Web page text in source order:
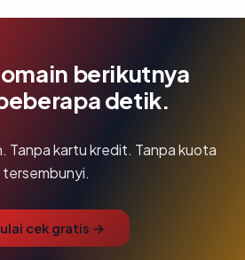
berikutnya
detik.
Tanpa kartu kredit. Tanpa kuota
tersembunyi.
cek gratis →